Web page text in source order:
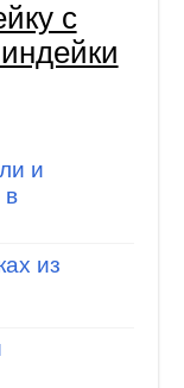
с
и
в
из